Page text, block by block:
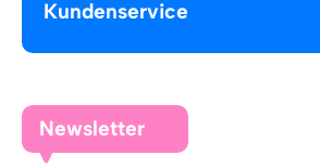
Kundenservice
Newsletter